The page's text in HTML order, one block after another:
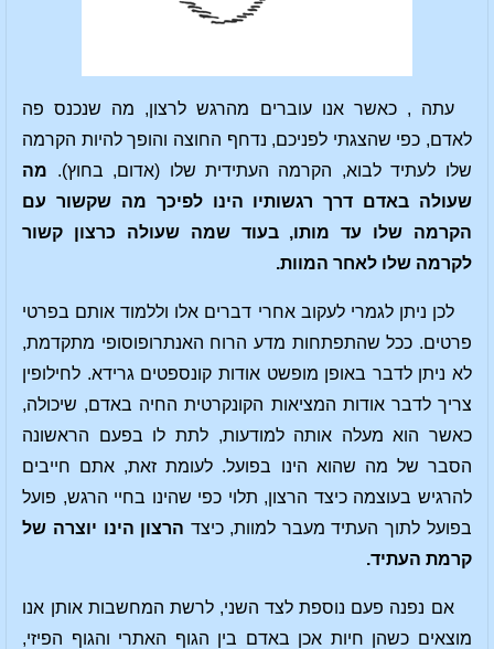
עתה , כאשר אנו עוברים מהרגש לרצון, מה שנכנס פה
לאדם, כפי שהצגתי לפניכם, נדחף החוצה והופך להיות הקרמה
שלו לעתיד לבוא, הקרמה העתידית שלו (אדום, בחוץ). מה
שעולה באדם דרך רגשותיו הינו לפיכך מה שקשור עם
הקרמה שלו עד מותו, בעוד שמה שעולה כרצון קשור
לקרמה שלו לאחר המוות.
לכן ניתן לגמרי לעקוב אחרי דברים אלו וללמוד אותם בפרטי
פרטים. ככל שהתפתחות מדע הרוח האנתרופוסופי מתקדמת,
לא ניתן לדבר באופן מופשט אודות קונספטים גרידא. לחילופין
צריך לדבר אודות המציאות הקונקרטית החיה באדם, שיכולה,
כאשר הוא מעלה אותה למודעות, לתת לו בפעם הראשונה
הסבר של מה שהוא הינו בפועל. לעומת זאת, אתם חייבים
להרגיש בעוצמה כיצד הרצון, תלוי כפי שהינו בחיי הרגש, פועל
בפועל לתוך העתיד מעבר למוות, כיצד הרצון הינו יוצרה של
קרמת העתיד.
אם נפנה פעם נוספת לצד השני, לרשת המחשבות אותן אנו
מוצאים כשהן חיות אכן באדם בין הגוף האתרי והגוף הפיזי,